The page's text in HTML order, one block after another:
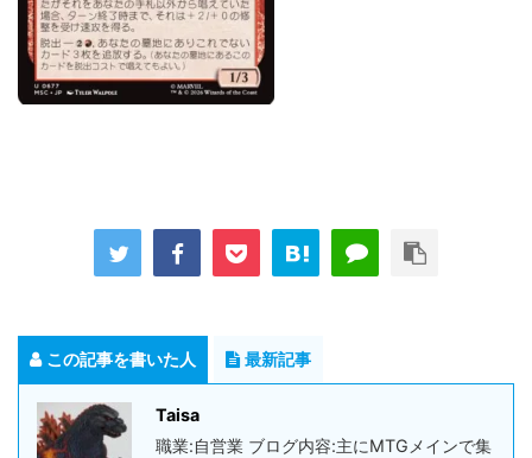
この記事を書いた人 最新記事
Taisa
職業:自営業 ブログ内容:主にMTGメインで集